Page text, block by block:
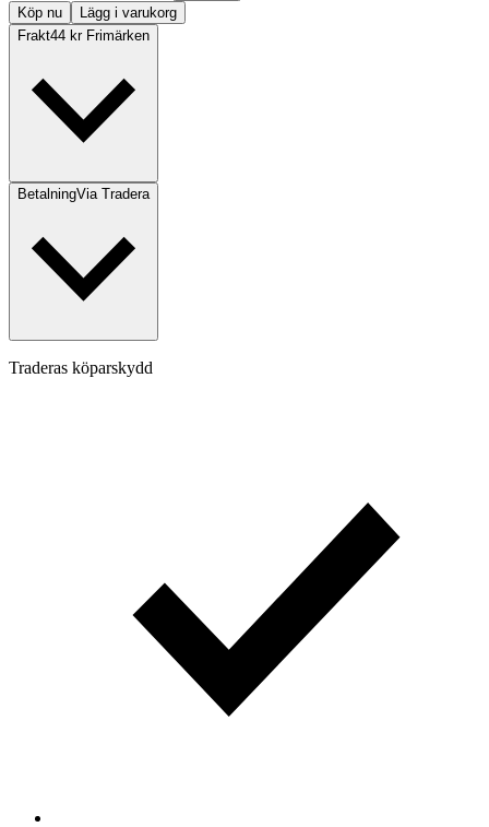
Köp nu
Lägg i varukorg
Frakt44 kr Frimärken
BetalningVia Tradera
Traderas köparskydd